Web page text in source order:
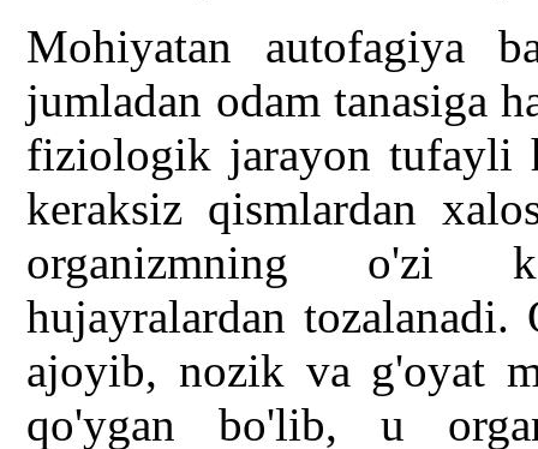
Mohiyatan autofagiya
jumladan odam tanasiga
fiziologik jarayon tufayli
keraksiz qismlardan
organizmning o'zi
hujayralardan
ajoyib, nozik va g'oyat
qo'ygan bo'lib, u